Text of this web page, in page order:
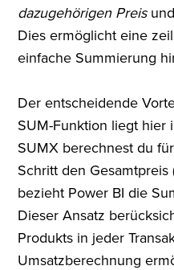
dazugehörigen Preis
Dies ermöglicht eine
einfache Summierung
Der entscheidende
SUM-Funktion liegt hier
SUMX berechnest du
Schritt den Gesamtpreis
bezieht Power BI die
Dieser Ansatz
Produkts in jeder
Umsatzberechnung